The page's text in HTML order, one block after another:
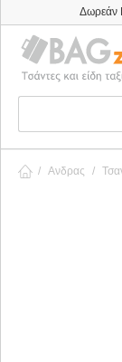
Δωρεάν
/ Ανδρας /